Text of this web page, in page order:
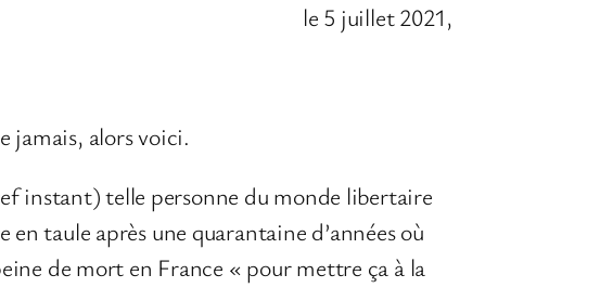
le 5 juillet 2021,
jamais, alors voici.
instant) telle personne du monde libertaire
taule après une quarantaine d’années où
de mort en France « pour mettre ça à la